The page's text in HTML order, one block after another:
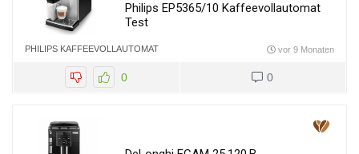
Philips EP5365/10 Kaffeevollautomat
Test
PHILIPS KAFFEEVOLLAUTOMAT vor 9 Monaten
0 0